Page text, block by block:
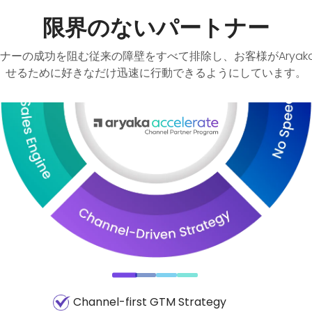
限界のないパートナー
ーの成功を阻む従来の障壁をすべて排除し、お客様が
せるために好きなだけ迅速に行動できるようにしています。
No barriers to partner onboarding